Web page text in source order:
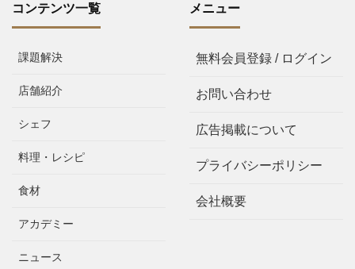
コンテンツ一覧
課題解決
店舗紹介
シェフ
料理・レシピ
食材
アカデミー
ニュース
メニュー
無料会員登録 / ログイン
お問い合わせ
広告掲載について
プライバシーポリシー
会社概要